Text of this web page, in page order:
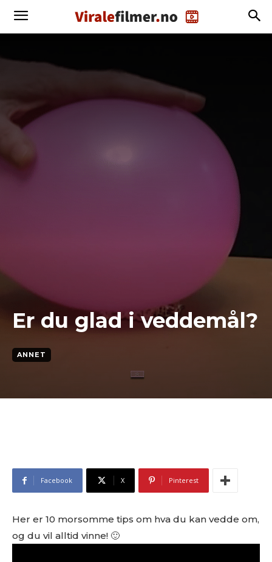
Er du glad i veddemål?
ANNET
Facebook X Pinterest
Her er 10 morsomme tips om hva du kan vedde om,
og du vil alltid vinne! 🙂